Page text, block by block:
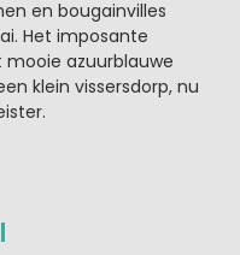
en bougainvilles
Het imposante
azuurblauwe
klein vissersdorp, nu